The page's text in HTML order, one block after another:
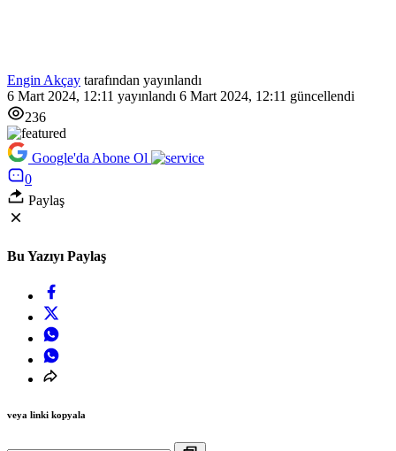
Engin Akçay tarafından yayınlandı
6 Mart 2024, 12:11 yayınlandı 6 Mart 2024, 12:11 güncellendi
236
Google'da Abone Ol
0
Paylaş
Bu Yazıyı Paylaş
veya linki kopyala